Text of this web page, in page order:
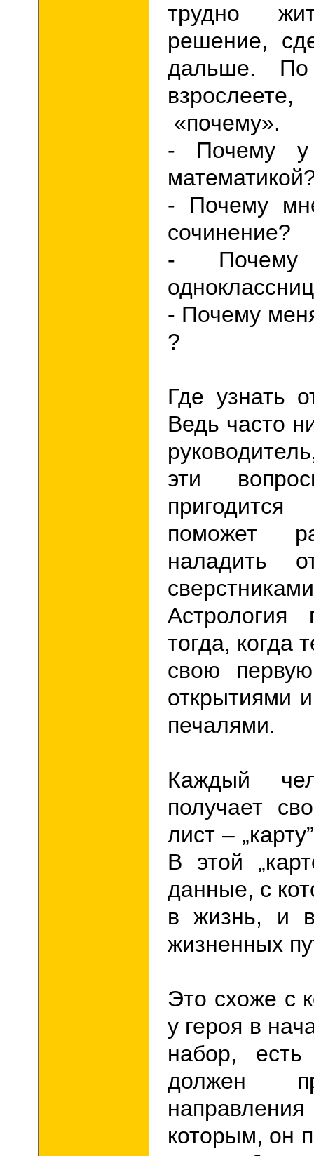
трудно
решение,
дальше.
«почему».
- Почему
математикой
- Почему
сочинение?
-
- Почему
?
Где узнать
Ведь часто
эти
поможет
наладить
тогда, когда
свою
открытиями
печалями.
Каждый
получает
лист – „карту”
В этой „
данные, с
в жизнь, и
жизненных
Это схоже с
у героя в
набор,
должен
которым, он